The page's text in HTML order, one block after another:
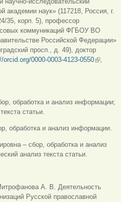
академии наук» (117218, Россия, г.
35, корп. 5), профессор
коммуникаций ФГБОУ ВО
Российской Федерации»
просп., д. 49), доктор
orcid.org/0000-0003-4123-0550
,
email)
обработка и анализ информации;
статьи.
обработка и анализ информации.
– сбор, обработка и анализ
анализ текста статьи.
А. В. Деятельность
Русской православной